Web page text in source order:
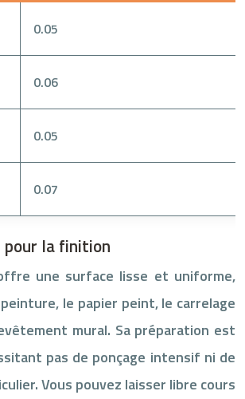
0.05
0.06
0.05
0.07
pour la finition
une surface lisse et uniforme,
le papier peint, le carrelage
mural. Sa préparation est
pas de ponçage intensif ni de
Vous pouvez laisser libre cours